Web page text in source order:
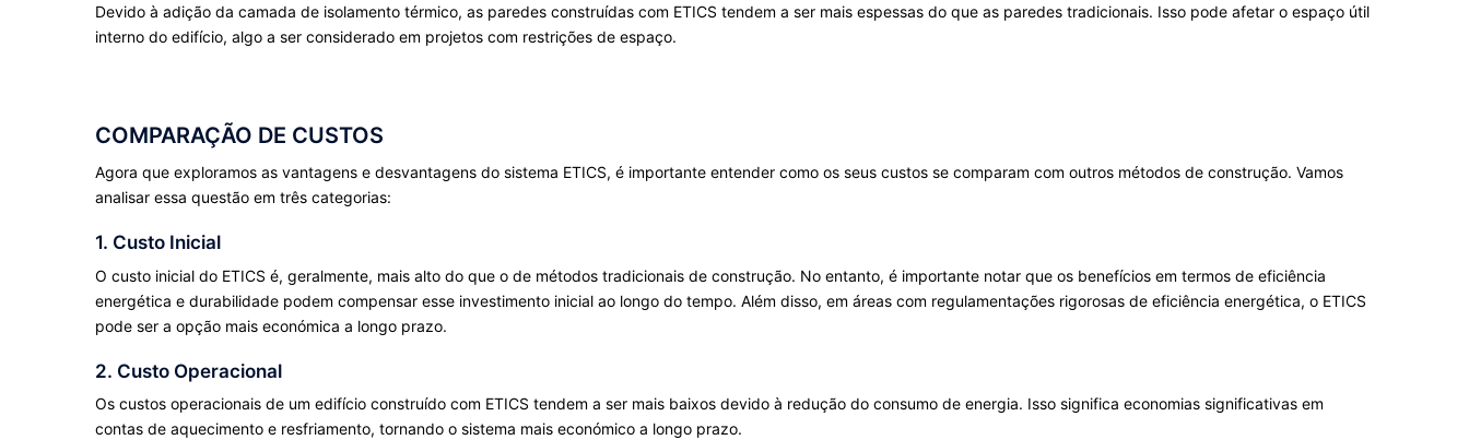
Devido à adição da camada de isolamento térmico, as paredes construídas com ETICS tendem a ser mais espessas do que as paredes tradicionais. Isso pode afetar o espaço útil
interno do edifício, algo a ser considerado em projetos com restrições de espaço.
COMPARAÇÃO DE CUSTOS
Agora que exploramos as vantagens e desvantagens do sistema ETICS, é importante entender como os seus custos se comparam com outros métodos de construção. Vamos
analisar essa questão em três categorias:
1. Custo Inicial
O custo inicial do ETICS é, geralmente, mais alto do que o de métodos tradicionais de construção. No entanto, é importante notar que os benefícios em termos de eficiência
energética e durabilidade podem compensar esse investimento inicial ao longo do tempo. Além disso, em áreas com regulamentações rigorosas de eficiência energética, o ETICS
pode ser a opção mais económica a longo prazo.
2. Custo Operacional
Os custos operacionais de um edifício construído com ETICS tendem a ser mais baixos devido à redução do consumo de energia. Isso significa economias significativas em
contas de aquecimento e resfriamento, tornando o sistema mais económico a longo prazo.